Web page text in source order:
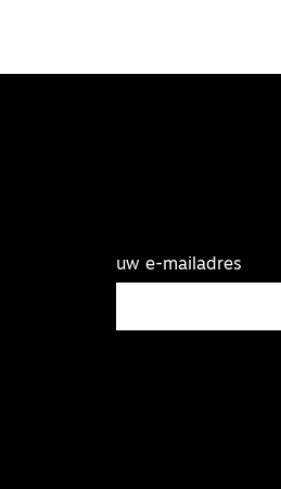
uw e-mailadres